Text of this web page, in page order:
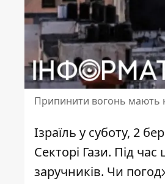
Припинити вогонь мають
Ізраїль у суботу, 2
Секторі Гази. Під
заручників. Чи